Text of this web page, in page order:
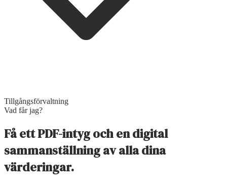
Tillgångsförvaltning
Vad får jag?
Få ett PDF-intyg och en digital
sammanställning av alla dina
värderingar.